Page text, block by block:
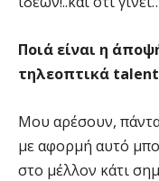
Ποιά είναι η
τηλεοπτικά
Μου αρέσουν,
με αφορμή αυτό
στο μέλλον κάτι